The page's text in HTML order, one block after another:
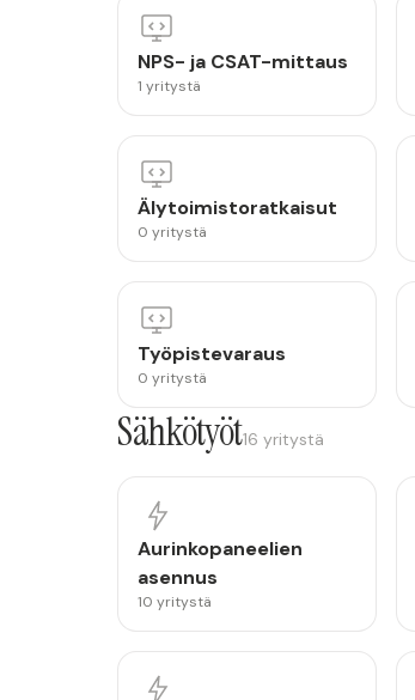
NPS- ja CSAT-mittaus
1 yritystä
Älytoimistoratkaisut
0 yritystä
Työpistevaraus
0 yritystä
Sähkötyöt16 yritystä
Aurinkopaneelien
asennus
10 yritystä